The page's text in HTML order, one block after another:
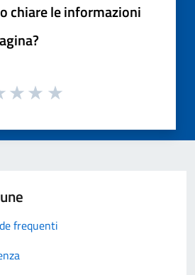
chiare le informazioni
frequenti